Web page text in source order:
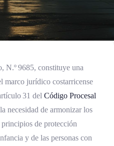
N.º 9685, constituye una
marco jurídico costarricense
31 del Código Procesal
necesidad de armonizar los
de protección
y de las personas con